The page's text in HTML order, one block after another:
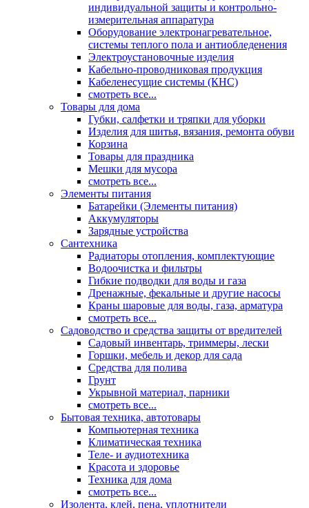
индивидуальной защиты и контрольно-
измерительная аппаратура
Оборудование электронагревательное,
системы теплого пола и антиобледенения
Электроустановочные изделия
Кабельно-проводниковая продукция
Кабеленесущие системы (КНС)
смотреть все...
Товары для дома
Губки, салфетки и тряпки для уборки
Изделия для шитья, вязания, ремонта обуви
Корзина
Товары для праздника
Мешки для мусора
смотреть все...
Элементы питания
Батарейки (Элементы питания)
Аккумуляторы
Зарядные устройства
Сантехника
Радиаторы отопления, комплектующие
Водоочистка и фильтры
Гибкие подводки для воды и газа
Дренажные, фекальные и другие насосы
Краны шаровые для воды, газа, арматура
смотреть все...
Садоводство и средства защиты от вредителей
Садовый инвентарь, триммеры, лески
Горшки, мебель и декор для сада
Средства для полива
Грунт
Укрывной материал, парники
смотреть все...
Бытовая техника, автотовары
Компьютерная техника
Климатическая техника
Теле- и аудиотехника
Красота и здоровье
Техника для дома
смотреть все...
Изолента, клей, пена, уплотнители